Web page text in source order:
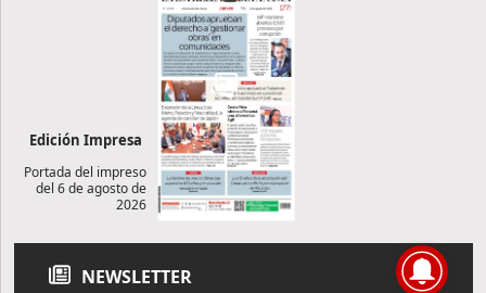
Edición Impresa
Portada del impreso
del 6 de agosto de
2026
NEWSLETTER